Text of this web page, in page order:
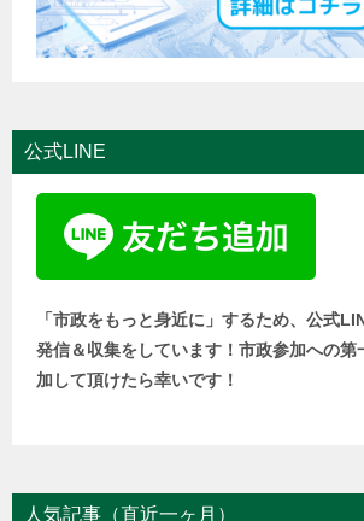
公式LINE
「市政をもっと身近に」するため、公式
発信＆収集をしています！市政参加への第
加して頂けたら幸いです！
人気記事（直近一ヶ月）